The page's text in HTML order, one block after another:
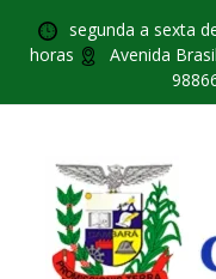
segunda a sexta
horas
Avenida